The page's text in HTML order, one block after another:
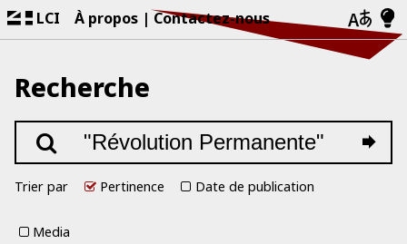
LCI À propos Contactez-nous
Recherche
Trier par Pertinence Date de publication
Media